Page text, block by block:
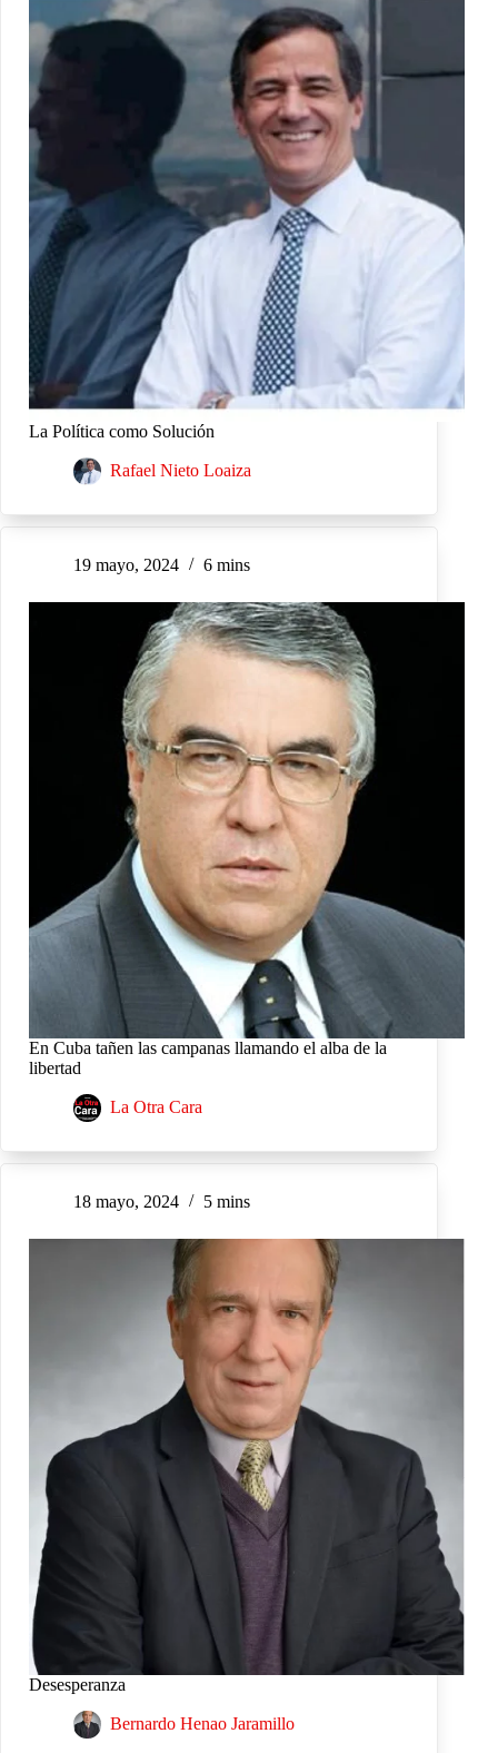
La Política como Solución
Rafael Nieto Loaiza
19 mayo, 2024 6 mins
En Cuba tañen las campanas llamando el alba de la
libertad
La Otra Cara
18 mayo, 2024 5 mins
Desesperanza
Bernardo Henao Jaramillo